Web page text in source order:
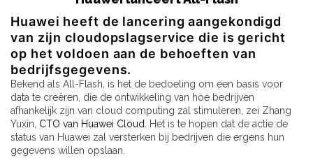
Huawei heeft de lancering aangekondigd
van zijn cloudopslagservice die is gericht
op het voldoen aan de behoeften van
bedrijfsgegevens.
Bekend als All-Flash, is het de bedoeling om een ​​basis voor
data te creëren, die de ontwikkeling van hoe bedrijven
afhankelijk zijn van cloud computing zal stimuleren, zei Zhang
Yuxin, CTO van Huawei Cloud. Het is te hopen dat de actie de
status van Huawei zal versterken bij bedrijven die ergens hun
gegevens willen opslaan.